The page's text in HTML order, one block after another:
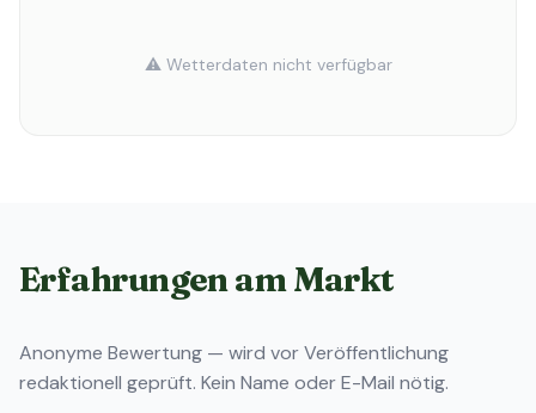
⚠️ Wetterdaten nicht verfügbar
Erfahrungen am Markt
Anonyme Bewertung — wird vor Veröffentlichung
redaktionell geprüft. Kein Name oder E-Mail nötig.